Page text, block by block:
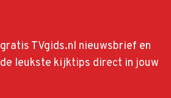
TVgids.nl nieuwsbrief en
leukste kijktips direct in jouw